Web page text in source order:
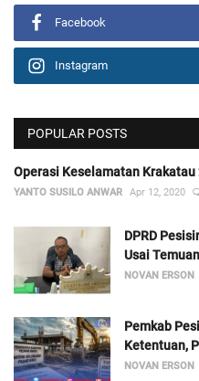
Facebook
Instagram
POPULAR POSTS
Operasi Keselamatan
YANTO SUSILO ANWAR Apr 12, 2020
DPRD
Usai
NOVAN ERSON
Pemkab
Ketentuan,
NOVAN ERSON